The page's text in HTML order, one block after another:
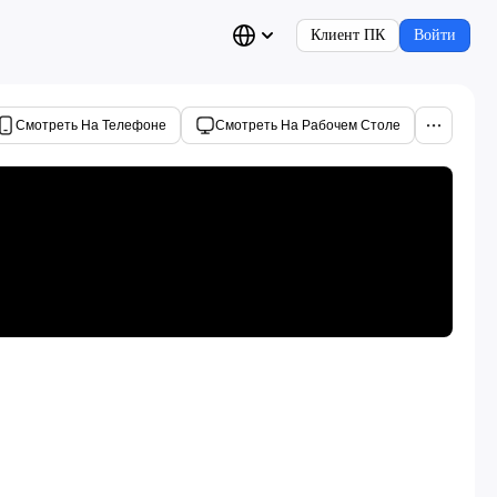
Клиент ПК Войти
Смотреть На Телефоне Смотреть На Рабочем Столе